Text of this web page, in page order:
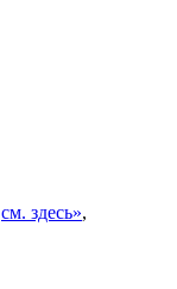
см. здесь»,